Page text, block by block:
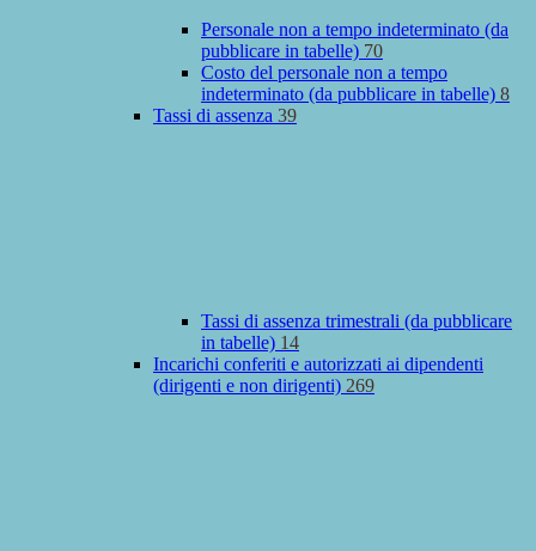
Personale non a tempo indeterminato (da
pubblicare in tabelle) 70
Costo del personale non a tempo
indeterminato (da pubblicare in tabelle) 8
Tassi di assenza 39
Tassi di assenza trimestrali (da pubblicare
in tabelle) 14
Incarichi conferiti e autorizzati ai dipendenti
(dirigenti e non dirigenti) 269